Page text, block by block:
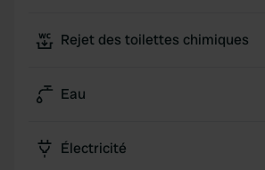
Rejet des toilettes chimiques
Eau
Électricité